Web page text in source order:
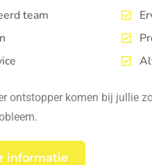
team
ontstopper komen bij jullie
informatie